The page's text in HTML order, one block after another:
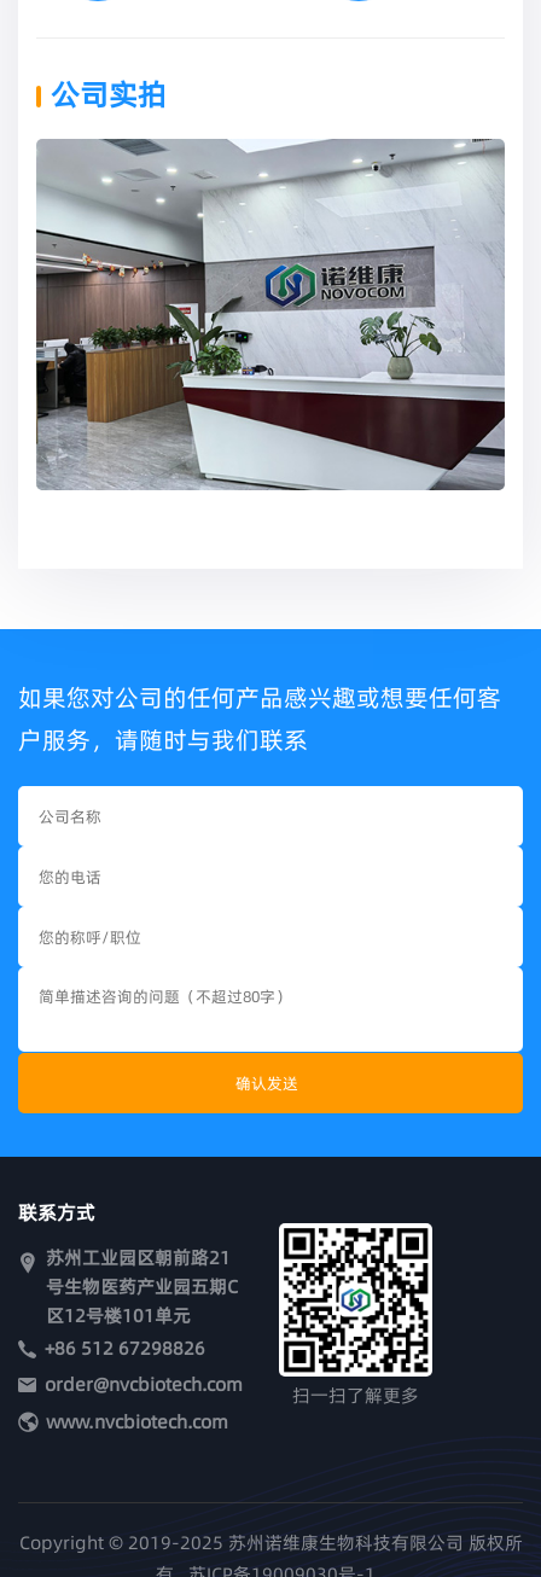
公司实拍
如果您对公司的任何产品感兴趣或想要任何客
户服务，请随时与我们联系
联系方式
苏州工业园区朝前路21
号生物医药产业园五期C
区12号楼101单元
+86 512 67298826
order@nvcbiotech.com
www.nvcbiotech.com
扫一扫了解更多
Copyright © 2019-2025 苏州诺维康生物科技有限公司 版权所